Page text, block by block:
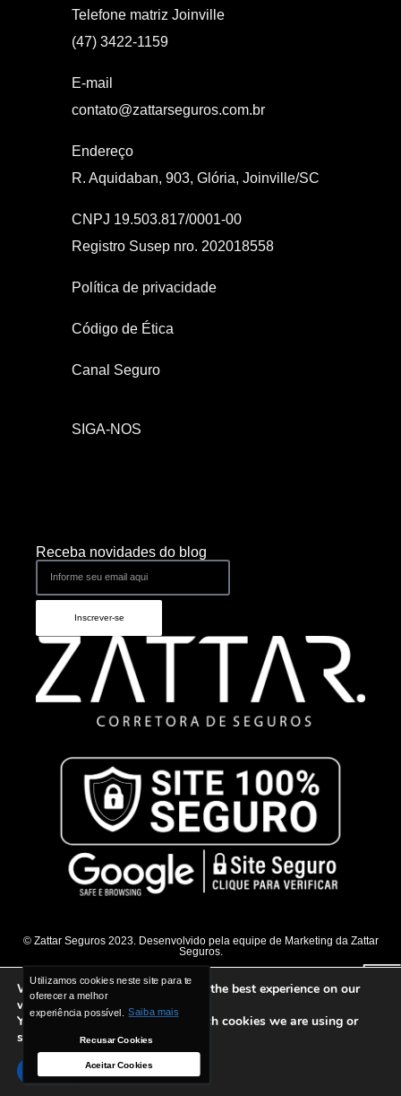
Utilizamos cookies neste site para te
oferecer a melhor
experiência possível.
Saiba mais
Recusar Cookies
Aceitar Cookies
Utilizamos cookies neste site para te
oferecer a melhor
experiência possível.
Saiba mais
Recusar Cookies
Aceitar Cookies
Telefone matriz Joinville
(47) 3422-1159
E-mail
contato@zattarseguros.com.br
Endereço
R. Aquidaban, 903, Glória, Joinville/SC
CNPJ 19.503.817/0001-00
Registro Susep nro. 202018558
Política de privacidade
Código de Ética
Canal Seguro
SIGA-NOS
Receba novidades do blog
Inscrever-se
© Zattar Seguros 2023. Desenvolvido pela equipe de Marketing da Zattar
Seguros.
We are using cookies to give you the best experience on our
website.
You can find out more about which cookies we are using or
switch them off insettings